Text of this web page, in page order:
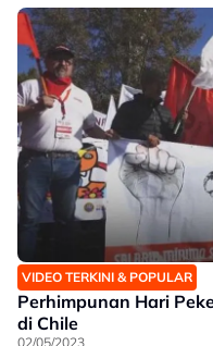
VIDEO TERKINI & POPULAR
Perhimpunan Hari
di Chile
02/05/2023